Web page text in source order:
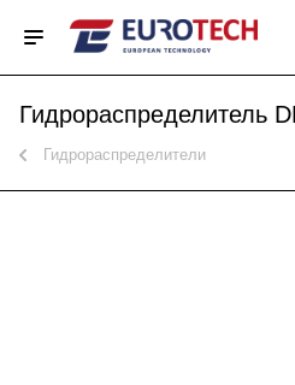
Гидрораспределитель
Гидрораспределители